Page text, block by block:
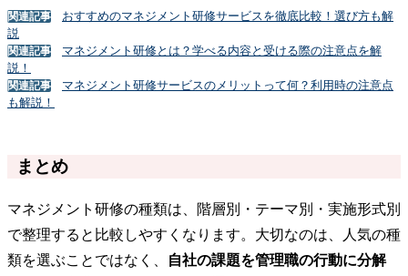
関連記事
おすすめのマネジメント研修サービスを徹底比較！選び方も解
説
関連記事
マネジメント研修とは？学べる内容と受ける際の注意点を解
説！
関連記事
マネジメント研修サービスのメリットって何？利用時の注意点
も解説！
まとめ
マネジメント研修の種類は、階層別・テーマ別・実施形式別
で整理すると比較しやすくなります。大切なのは、人気の種
類を選ぶことではなく、
自社の課題を管理職の行動に分解